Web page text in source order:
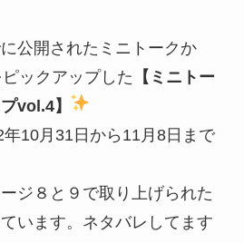
公開されたミニトークか
ックアップした 【ミニトー
vol.4】
10月31日から11月8日まで
ジ８と９で取り上げられた
います。ネタバレしてます